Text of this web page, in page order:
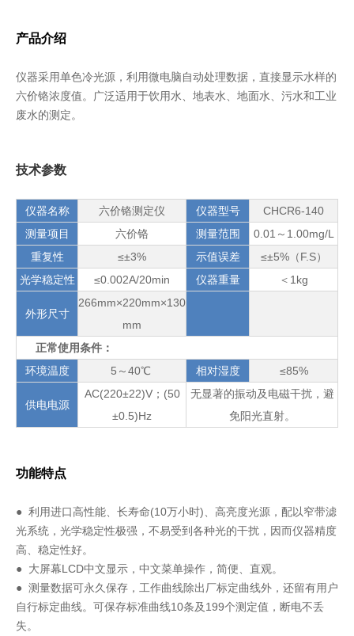
产品介绍
仪器采用单色冷光源，利用微电脑自动处理数据，直接显示水样的
六价铬浓度值。广泛适用于饮用水、地表水、地面水、污水和工业
废水的测定。
技术参数
仪器名称 六价铬测定仪 仪器型号
CHCR6-140
测量项目
六价铬 测量范围
0.01～1.00mg/L
重复性
≤±3% 示值误差
≤±5%（F.S）
光学稳定性
≤0.002A/20min 仪器重量 ＜1kg
外形尺寸
266mm×220mm×130
mm
正常使用条件：
环境温度
5～40℃ 相对湿度 ≤85%
供电电源
AC(220±22)V；(50
±0.5)Hz
无显著的振动及电磁干扰，避
免阳光直射。
功能特点
● 利用进口高性能、长寿命(10万小时)、高亮度光源，配以窄带滤
光系统，光学稳定性极强，不易受到各种光的干扰，因而仪器精度
高、稳定性好。
● 大屏幕LCD中文显示，中文菜单操作，简便、直观。
● 测量数据可永久保存，工作曲线除出厂标定曲线外，还留有用户
自行标定曲线。可保存标准曲线10条及199个测定值，断电不丢
失。